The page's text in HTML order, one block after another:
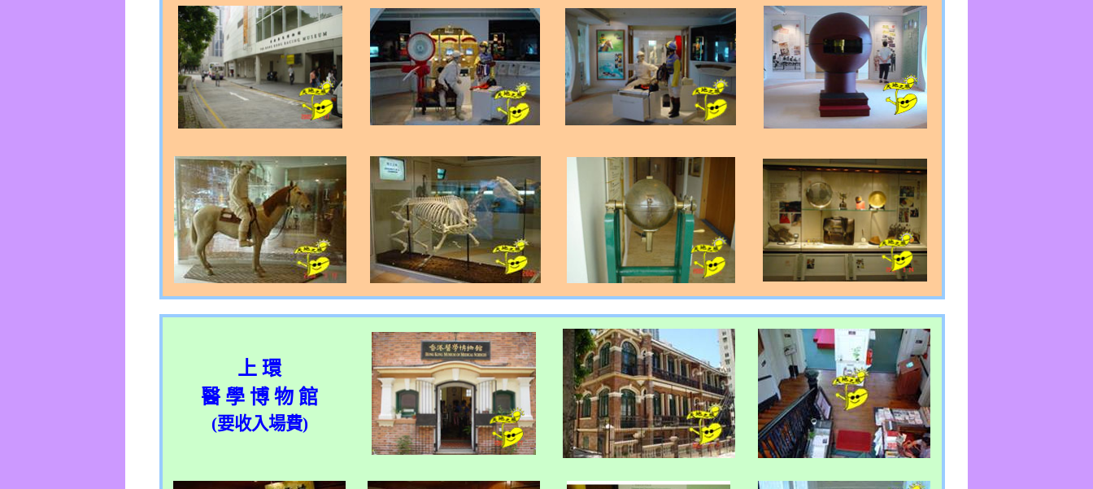
上 環
醫 學 博 物 館
(要收入場費)